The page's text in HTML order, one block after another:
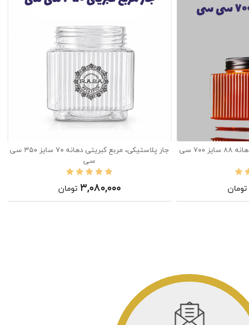
جار پلاستیکی، مربع کبریتی دهانه ۷۰ سایز ۳۵۰ سی
سی
۳,۰۸۰,۰۰۰ تومان
جار پلاستیکی، مربع کبریتی دهانه ۸۸ سایز ۷۰۰ سی
تومان